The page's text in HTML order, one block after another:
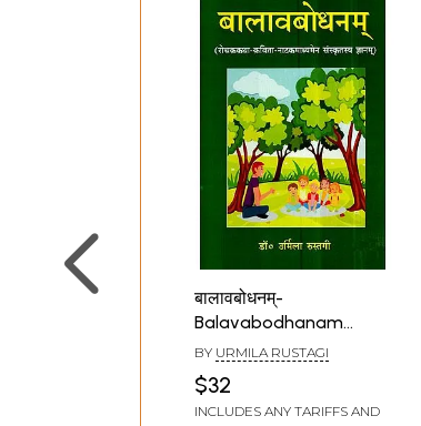
बालावबोधनम्-
Balavabodhanam
(Interesting Story
Poetry Natak
Madhyamen)
BY URMILA RUSTAGI
$32
INCLUDES ANY TARIFFS AND